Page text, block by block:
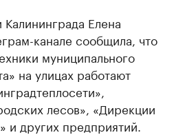
Елена
канале сообщила, что
муниципального
на улицах работают
лесов», «Дирекции
и других предприятий.